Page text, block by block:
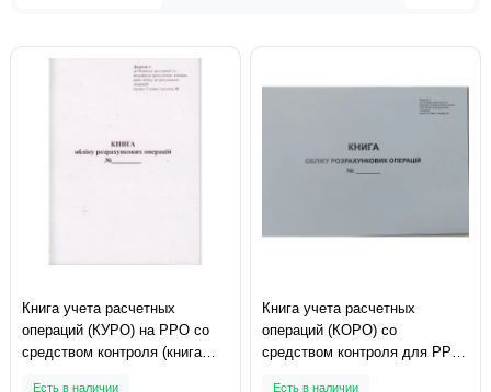
Книга учета расчетных
операций (КУРО) на РРО со
средством контроля (книга
Есть в наличии
Книга учета расчетных
операций (КОРО) со
средством контроля для РРО,
Есть в наличии